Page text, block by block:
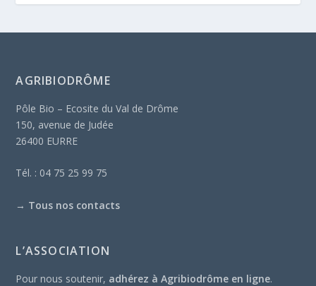
AGRIBIODRÔME
Pôle Bio – Ecosite du Val de Drôme
150, avenue de Judée
26400 EURRE
Tél. : 04 75 25 99 75
→ Tous nos contacts
L’ASSOCIATION
Pour nous soutenir, adhérez à Agribiodrôme en ligne.